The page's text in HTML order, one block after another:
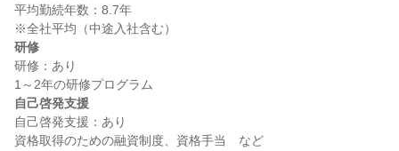
平均勤続年数：8.7年
研修
研修：あり
自己啓発支援
自己啓発支援：あり